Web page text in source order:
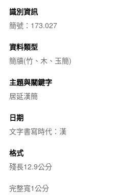
識別資訊
簡號：173.027
資料類型
簡牘(竹、木、玉簡)
主題與關鍵字
居延漢簡
日期
文字書寫時代：漢
格式
殘長12.9公分
完整寬1公分